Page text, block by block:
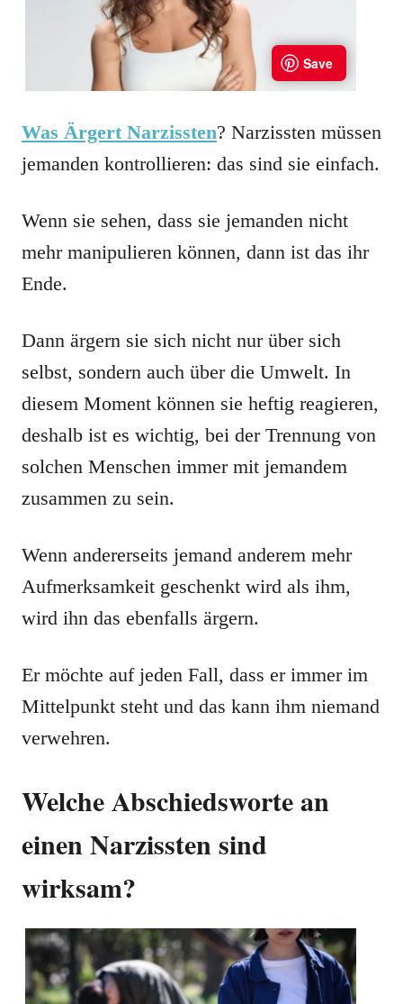
Was Ärgert Narzissten? Narzissten müssen
jemanden kontrollieren: das sind sie einfach.
Wenn sie sehen, dass sie jemanden nicht
mehr manipulieren können, dann ist das ihr
Ende.
Dann ärgern sie sich nicht nur über sich
selbst, sondern auch über die Umwelt. In
diesem Moment können sie heftig reagieren,
deshalb ist es wichtig, bei der Trennung von
solchen Menschen immer mit jemandem
zusammen zu sein.
Wenn andererseits jemand anderem mehr
Aufmerksamkeit geschenkt wird als ihm,
wird ihn das ebenfalls ärgern.
Er möchte auf jeden Fall, dass er immer im
Mittelpunkt steht und das kann ihm niemand
verwehren.
Welche Abschiedsworte an
einen Narzissten sind
wirksam?